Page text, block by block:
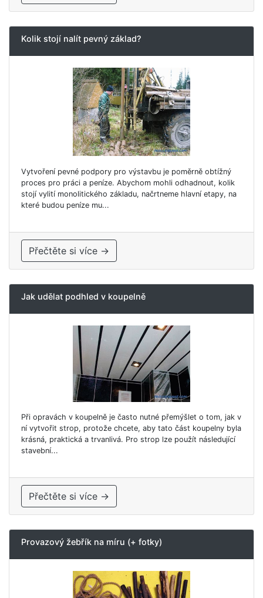
Kolik stojí nalít pevný základ?
Vytvoření pevné podpory pro výstavbu je poměrně obtížný
proces pro práci a peníze. Abychom mohli odhadnout, kolik
stojí vylití monolitického základu, načrtneme hlavní etapy, na
které budou peníze mu...
Přečtěte si více →
Jak udělat podhled v koupelně
Při opravách v koupelně je často nutné přemýšlet o tom, jak v
ní vytvořit strop, protože chcete, aby tato část koupelny byla
krásná, praktická a trvanlivá. Pro strop lze použít následující
stavební...
Přečtěte si více →
Provazový žebřík na míru (+ fotky)